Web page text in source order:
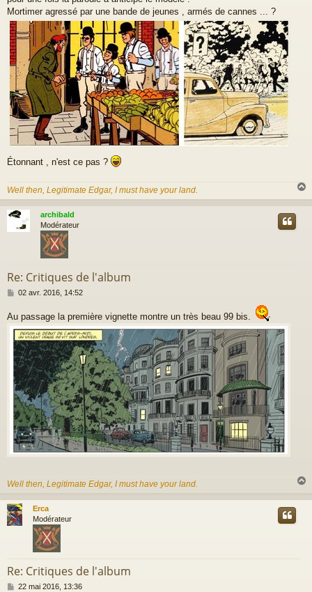
a
g
e
Mortimer agressé par une bande de jeunes , armés de cannes ... ?
Étonnant , n'est ce pas ?
Well then, Legitimate Edgar, I must have your land.
a
archibald
Modérateur
Re: Critiques de l'album
M
a
g
e
02 avr. 2016, 14:52
Au passage la première vignette montre un très beau 99 bis.
Well then, Legitimate Edgar, I must have your land.
u
Erca
Modérateur
Re: Critiques de l'album
M
22 mai 2016, 13:36